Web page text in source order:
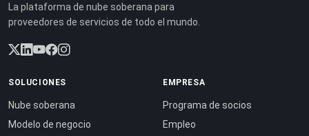
La plataforma de nube soberana para
proveedores de servicios de todo el mundo.
SOLUCIONES
Nube soberana
Modelo de negocio
EMPRESA
Programa de socios
Empleo